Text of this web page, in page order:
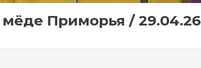
Приморья / 29.04.26